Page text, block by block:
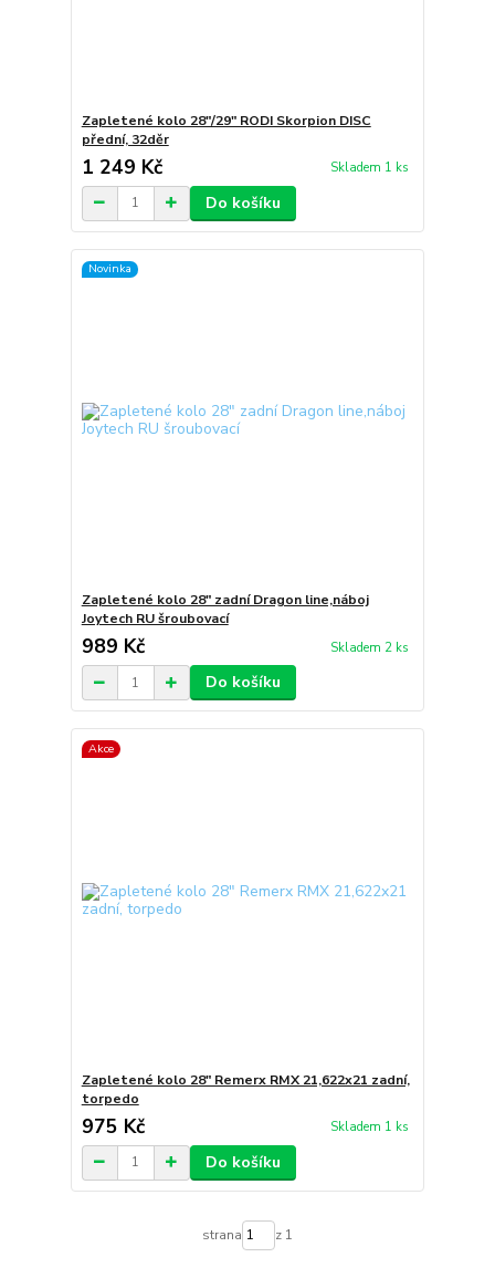
Zapletené kolo 28"/29" RODI Skorpion DISC
přední, 32děr
1 249 Kč Skladem 1 ks
Do košíku
Novinka
Zapletené kolo 28" zadní Dragon line,náboj
Joytech RU šroubovací
989 Kč Skladem 2 ks
Do košíku
Akce
Zapletené kolo 28" Remerx RMX 21,622x21 zadní,
torpedo
975 Kč Skladem 1 ks
Do košíku
strana z 1